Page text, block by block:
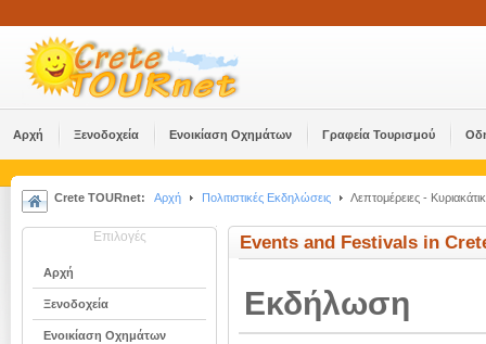
Αρχή Ξενοδοχεία Ενοικίαση Οχημάτων Γραφεία Τουρισμού
Crete TOURnet: Αρχή Πολιτιστικές Εκδηλώσεις Λεπτομέρειες -
Επιλογές
Αρχή
Ξενοδοχεία
Ενοικίαση Οχημάτων
Events and Festivals in
Εκδήλωση